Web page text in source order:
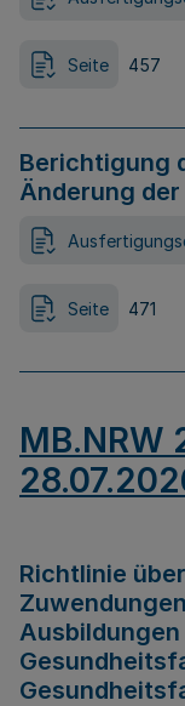
Seite 457
Berichtigung
Änderung
Seite 471
MB.NRW
Richtlinie
Ausbildungen